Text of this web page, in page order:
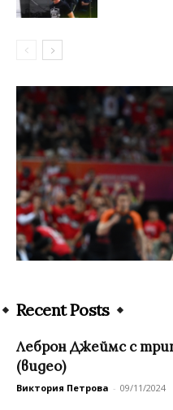
Recent Posts
Леброн Джеймс с
(видео)
Виктория Петрова - 09/11/2024